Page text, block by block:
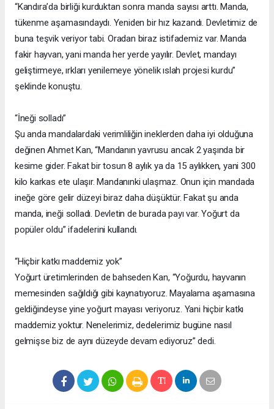
“Kandıra’da birliği kurduktan sonra manda sayısı arttı. Manda,
tükenme aşamasındaydı. Yeniden bir hız kazandı. Devletimiz de
buna teşvik veriyor tabi. Oradan biraz istifademiz var. Manda
fakir hayvan, yani manda her yerde yayılır. Devlet, mandayı
geliştirmeye, ırkları yenilemeye yönelik ıslah projesi kurdu”
şeklinde konuştu.
“İneği solladı”
Şu anda mandalardaki verimliliğin ineklerden daha iyi olduğuna
değinen Ahmet Kan, “Mandanın yavrusu ancak 2 yaşında bir
kesime gider. Fakat bir tosun 8 aylık ya da 15 aylıkken, yani 300
kilo karkas ete ulaşır. Mandanınki ulaşmaz. Onun için mandada
ineğe göre gelir düzeyi biraz daha düşüktür. Fakat şu anda
manda, ineği solladı. Devletin de burada payı var. Yoğurt da
popüler oldu” ifadelerini kullandı.
“Hiçbir katkı maddemiz yok”
Yoğurt üretimlerinden de bahseden Kan, “Yoğurdu, hayvanın
memesinden sağıldığı gibi kaynatıyoruz. Mayalama aşamasına
geldiğindeyse yine yoğurt mayası veriyoruz. Yani hiçbir katkı
maddemiz yoktur. Nenelerimiz, dedelerimiz bugüne nasıl
gelmişse biz de aynı düzeyde devam ediyoruz” dedi.